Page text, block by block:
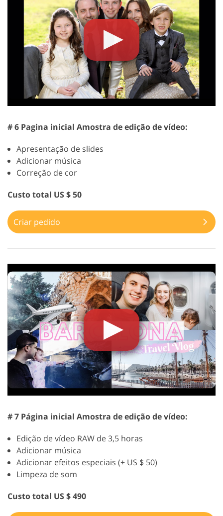
# 6 Pagina inicial Amostra de edição de vídeo:
Apresentação de slides
Adicionar música
Correção de cor
Custo total US $ 50
Criar pedido
# 7 Página inicial Amostra de edição de vídeo:
Edição de vídeo RAW de 3,5 horas
Adicionar música
Adicionar efeitos especiais (+ US $ 50)
Limpeza de som
Custo total US $ 490